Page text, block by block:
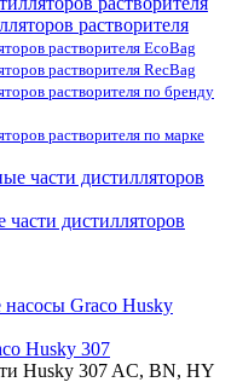
растворителя
растворителя EcoBag
растворителя RecBag
растворителя по бренду
растворителя по марке
части дистилляторов
Graco Husky
Husky 307
Husky 307 AC, BN, HY